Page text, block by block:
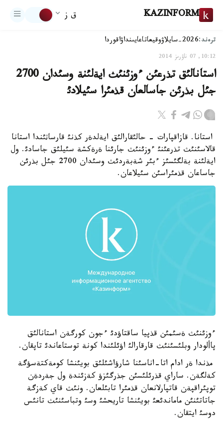
KAZINFORM ق ز
ترەند:2026-سايلاۋ وقيعاتاعايىنداۋاقوردا
10:12, 07 ناۋرىز 2014
استانالئق تذرعئن ءوزئنئث ايةلئنة وسئدان 2700
جئل بذرئن جاسالعان قذمئرا سئيلادئ
استانا. قازاقپارات - حالئقارالئق ايةلدةر كذنئ قارساثئندا استانا
قالاسئنئث تذرعئنئ ءوزئنئث جارئنا ةرةكشة سئيلئق جاسادئ. ول
ايةلئنة بةلگئسئز ءبئر شةبةردئث وسئدان 2700 جئل بذرئن
جاساعان قذمئراسئن سئيلاعان.
ءوزئنئث ةسئمئن قذپيا ساقتاؤدئ ءجون كورگةن استانالئق
پاألودار وبلئسئنئث قارقارالئ اؤئلئندا كونة توستاعاندئ تاپقان.
مذندا ةر ادام اتا-اناسئنا شارؤاشئلئق بويئنشا كومةكتةسؤگة
كةلگةن. ساراي قذرئلئسئن جذرگئزؤ كةزئندة ول جةردةن
توپئراقپةن قاتپارلانعان قذمئرا تابئلعان. ونئث قاي كةزگة
جاتاتئنئن ماماندئعئ بويئنشا تاريحشئ وسئ وتباسئنئث تانئس
دوسئ ايتقان.